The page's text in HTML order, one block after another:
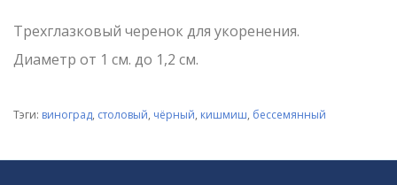
Трехглазковый черенок для укоренения.
Диаметр от 1 см. до 1,2 см.
Тэги: виноград, столовый, чёрный, кишмиш, бессемянный